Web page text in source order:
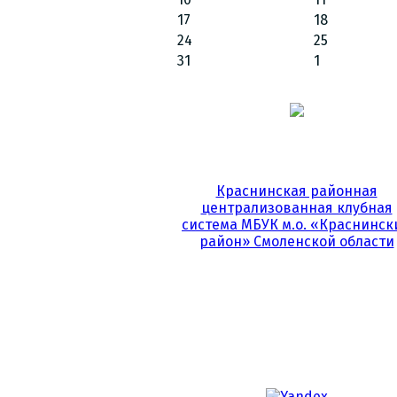
17
18
24
25
31
1
Краснинская районная
централизованная клубная
система МБУК м.о.
район» Смоленской области